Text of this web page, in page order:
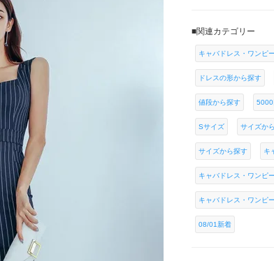
■関連カテゴリー
キャバドレス・ワンピ
ドレスの形から探す
値段から探す 5000
Sサイズ サイズか
サイズから探す キ
キャバドレス・ワンピ
キャバドレス・ワンピ
08/01新着